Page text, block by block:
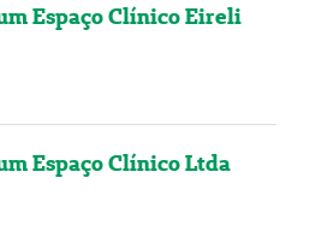
Espaço Clínico Eireli
Espaço Clínico Ltda